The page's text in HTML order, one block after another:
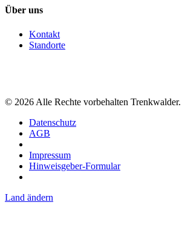
Über uns
Kontakt
Standorte
© 2026 Alle Rechte vorbehalten Trenkwalder.
Datenschutz
AGB
Impressum
Hinweisgeber-Formular
Land ändern